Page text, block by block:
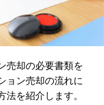
売却の必要書類を
ョン売却の流れに
法を紹介します。